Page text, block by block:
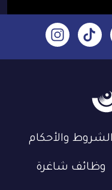
الشروط والأحكام
وظائف شاغرة